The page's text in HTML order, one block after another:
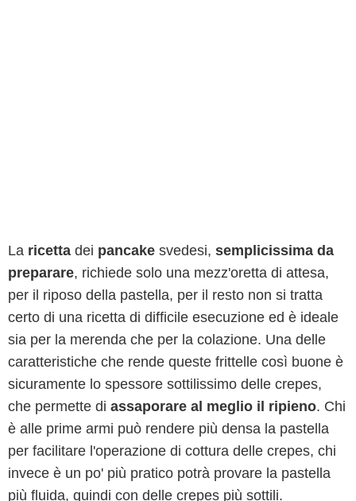
La ricetta dei pancake svedesi, semplicissima da
preparare, richiede solo una mezz'oretta di attesa,
per il riposo della pastella, per il resto non si tratta
certo di una ricetta di difficile esecuzione ed è ideale
sia per la merenda che per la colazione. Una delle
caratteristiche che rende queste frittelle così buone è
sicuramente lo spessore sottilissimo delle crepes,
che permette di assaporare al meglio il ripieno. Chi
è alle prime armi può rendere più densa la pastella
per facilitare l'operazione di cottura delle crepes, chi
invece è un po' più pratico potrà provare la pastella
più fluida, quindi con delle crepes più sottili.